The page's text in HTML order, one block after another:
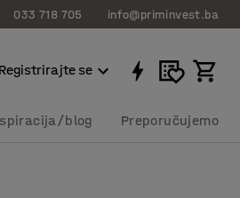
033 718 705 info@priminvest.ba
se
blog Preporučujemo